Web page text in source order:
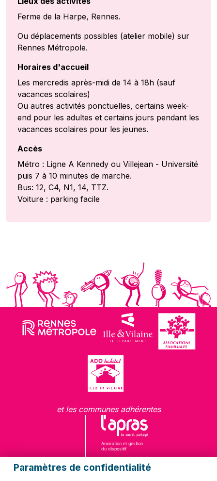
Ferme de la Harpe, Rennes.
Ou déplacements possibles (atelier mobile) sur
Rennes Métropole.
Horaires d'accueil
Les mercredis après-midi de 14 à 18h (sauf
vacances scolaires)
Ou autres activités ponctuelles, certains week-
end pour les adultes et certains jours pendant les
vacances scolaires pour les jeunes.
Accès
Métro : Ligne A Kennedy ou Villejean - Université
puis 7 à 10 minutes de marche.
Bus: 12, C4, N1, 14, TTZ.
Voiture : parking facile
Paramètres de confidentialité
et les communes adhérentes